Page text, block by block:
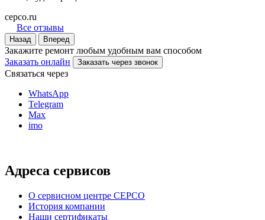
серсо.ru
Все отзывы
Назад Вперед
Закажите ремонт любым удобным вам способом
Заказать онлайн
Заказать через звонок
Связаться через
WhatsApp
Telegram
Max
imo
Адреса сервисов
О сервисном центре СЕРСО
История компании
Наши сертификаты